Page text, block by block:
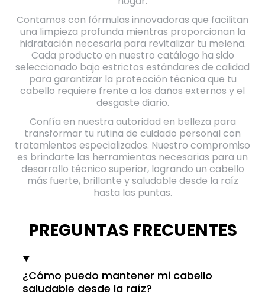
Contamos con fórmulas innovadoras que facilitan
una limpieza profunda mientras proporcionan la
hidratación necesaria para revitalizar tu melena.
Cada producto en nuestro catálogo ha sido
seleccionado bajo estrictos estándares de calidad
para garantizar la protección técnica que tu
cabello requiere frente a los daños externos y el
desgaste diario.
Confía en nuestra autoridad en belleza para
transformar tu rutina de cuidado personal con
tratamientos especializados. Nuestro compromiso
es brindarte las herramientas necesarias para un
desarrollo técnico superior, logrando un cabello
más fuerte, brillante y saludable desde la raíz
hasta las puntas.
PREGUNTAS FRECUENTES
¿Cómo puedo mantener mi cabello
saludable desde la raíz?